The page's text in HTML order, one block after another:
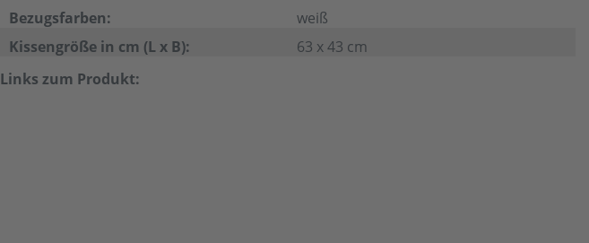
Bezugsfarben:
weiß
Kissengröße in cm (L x B):
63 x 43 cm
Links zum Produkt: